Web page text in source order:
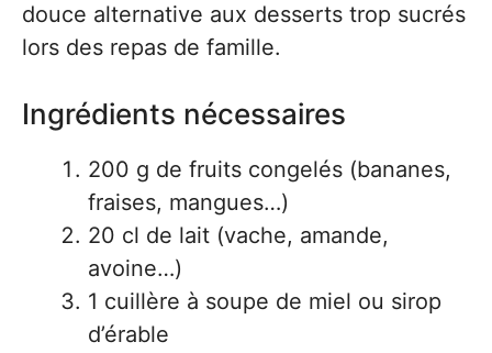
douce alternative aux desserts trop sucrés
lors des repas de famille.
Ingrédients nécessaires
200 g de fruits congelés (bananes,
fraises, mangues…)
20 cl de lait (vache, amande,
avoine…)
1 cuillère à soupe de miel ou sirop
d’érable